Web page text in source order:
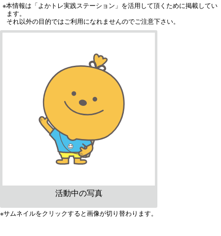
※本情報は「よかトレ実践ステーション」を活用して頂くために掲載してい
ます。
それ以外の目的ではご利用になれませんのでご注意下さい。
活動中の写真
※サムネイルをクリックすると画像が切り替わります。